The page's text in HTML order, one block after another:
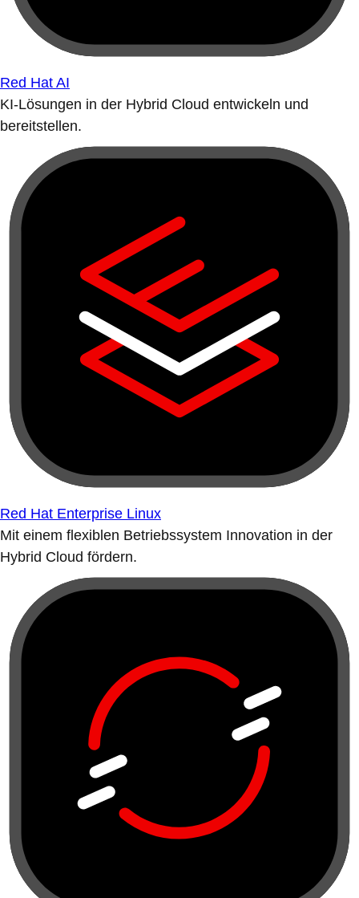
Red Hat AI
KI-Lösungen in der Hybrid Cloud entwickeln und
bereitstellen.
Red Hat Enterprise Linux
Mit einem flexiblen Betriebssystem Innovation in der
Hybrid Cloud fördern.